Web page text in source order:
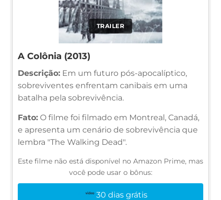
TRAILER
A Colônia (2013)
Descrição: Em um futuro pós-apocalíptico,
sobreviventes enfrentam canibais em uma
batalha pela sobrevivência.
Fato: O filme foi filmado em Montreal, Canadá,
e apresenta um cenário de sobrevivência que
lembra "The Walking Dead".
Este filme não está disponível no Amazon Prime, mas
você pode usar o bônus:
30 dias grátis